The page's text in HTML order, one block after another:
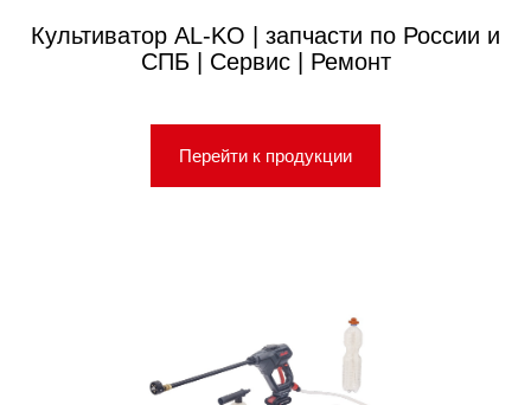
Культиватор AL-KO | запчасти по России и
СПБ | Сервис | Ремонт
Перейти к продукции